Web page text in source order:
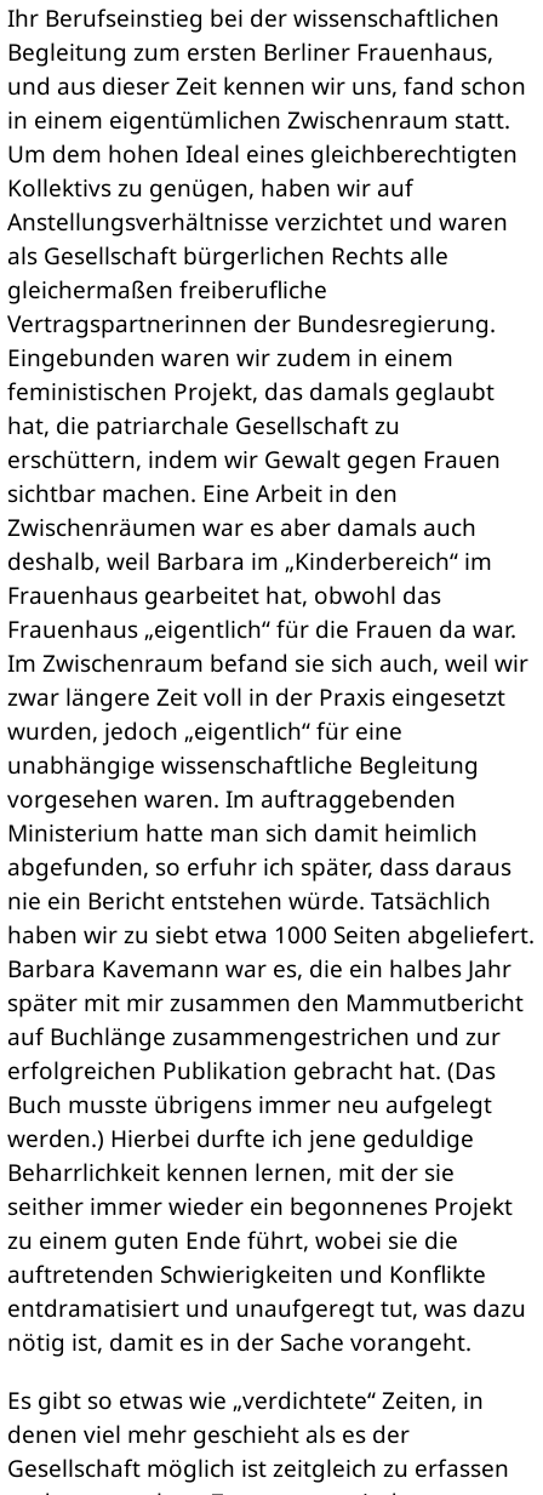
Ihr Berufseinstieg bei der wissenschaftlichen
Begleitung zum ersten Berliner Frauenhaus,
und aus dieser Zeit kennen wir uns, fand schon
in einem eigentümlichen Zwischenraum statt.
Um dem hohen Ideal eines gleichberechtigten
Kollektivs zu genügen, haben wir auf
Anstellungsverhältnisse verzichtet und waren
als Gesellschaft bürgerlichen Rechts alle
gleichermaßen freiberufliche
Vertragspartnerinnen der Bundesregierung.
Eingebunden waren wir zudem in einem
feministischen Projekt, das damals geglaubt
hat, die patriarchale Gesellschaft zu
erschüttern, indem wir Gewalt gegen Frauen
sichtbar machen. Eine Arbeit in den
Zwischenräumen war es aber damals auch
deshalb, weil Barbara im „Kinderbereich“ im
Frauenhaus gearbeitet hat, obwohl das
Frauenhaus „eigentlich“ für die Frauen da war.
Im Zwischenraum befand sie sich auch, weil wir
zwar längere Zeit voll in der Praxis eingesetzt
wurden, jedoch „eigentlich“ für eine
unabhängige wissenschaftliche Begleitung
vorgesehen waren. Im auftraggebenden
Ministerium hatte man sich damit heimlich
abgefunden, so erfuhr ich später, dass daraus
nie ein Bericht entstehen würde. Tatsächlich
haben wir zu siebt etwa 1000 Seiten abgeliefert.
Barbara Kavemann war es, die ein halbes Jahr
später mit mir zusammen den Mammutbericht
auf Buchlänge zusammengestrichen und zur
erfolgreichen Publikation gebracht hat. (Das
Buch musste übrigens immer neu aufgelegt
werden.) Hierbei durfte ich jene geduldige
Beharrlichkeit kennen lernen, mit der sie
seither immer wieder ein begonnenes Projekt
zu einem guten Ende führt, wobei sie die
auftretenden Schwierigkeiten und Konflikte
entdramatisiert und unaufgeregt tut, was dazu
nötig ist, damit es in der Sache vorangeht.
Es gibt so etwas wie „verdichtete“ Zeiten, in
denen viel mehr geschieht als es der
Gesellschaft möglich ist zeitgleich zu erfassen